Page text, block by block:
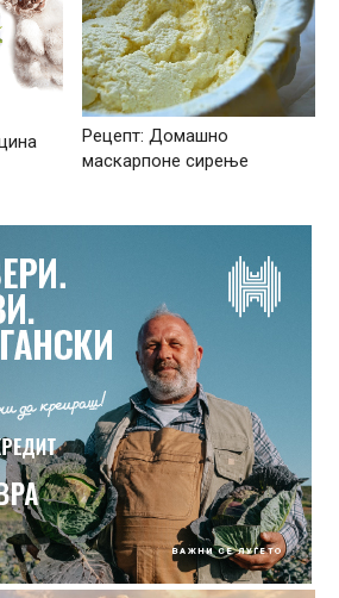
Рецепт: Домашно
маскарпоне сирење